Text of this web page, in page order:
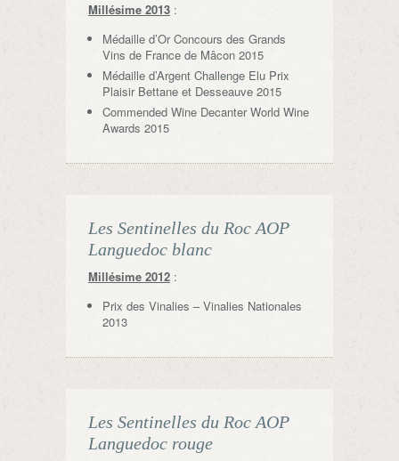
Millésime 2013 :
Médaille d’Or Concours des Grands
Vins de France de Mâcon 2015
Médaille d’Argent Challenge Elu Prix
Plaisir Bettane et Desseauve 2015
Commended Wine Decanter World Wine
Awards 2015
Les Sentinelles du Roc AOP
Languedoc blanc
Millésime 2012 :
Prix des Vinalies – Vinalies Nationales
2013
Les Sentinelles du Roc AOP
Languedoc rouge